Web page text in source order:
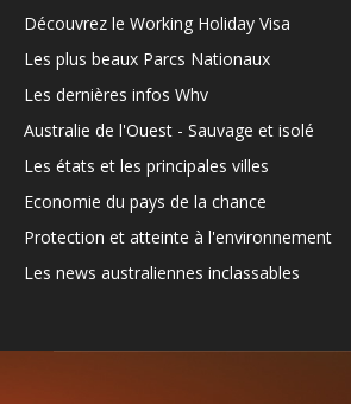
Découvrez le Working Holiday Visa
Les plus beaux Parcs Nationaux
Les dernières infos Whv
Australie de l'Ouest - Sauvage et isolé
Les états et les principales villes
Economie du pays de la chance
Protection et atteinte à l'environnement
Les news australiennes inclassables